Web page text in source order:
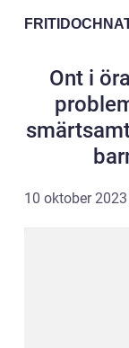
Ont i
10 oktober 2023